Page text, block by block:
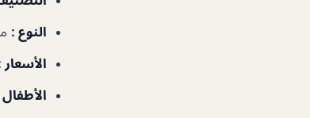
النوع :
الأسعار
الأطفال